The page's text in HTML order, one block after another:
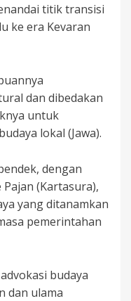
titik transisi
ke era Kevaran
dan dibedakan
untuk
lokal (Jawa).
dengan
(Kartasura),
yang ditanamkan
pemerintahan
budaya
dan ulama